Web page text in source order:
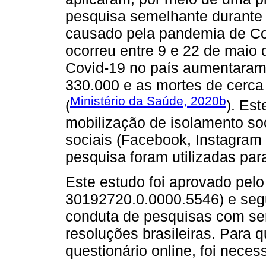
pesquisa semelhante
causado pela pandemia de
ocorreu entre 9 e 22 de maio
Covid-19 no país
330.000 e as mortes de
(Ministério da Saúde, 2020b).
mobilização de isolamento
sociais (Facebook,
pesquisa foram utilizadas
Este estudo foi aprovado
30192720.0.0000.5546) e
conduta de pesquisas com
resoluções brasileiras. Para
questionário online, foi